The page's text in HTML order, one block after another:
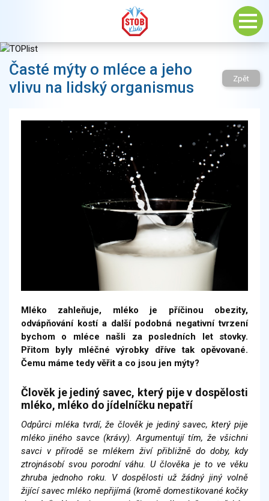
Časté mýty o mléce a jeho
vlivu na lidský organismus
Zpět
Mléko zahleňuje, mléko je příčinou obezity,
odvápňování kostí a další podobná negativní tvrzení
bychom o mléce našli za posledních let stovky.
Přitom byly mléčné výrobky dříve tak opěvované.
Čemu máme tedy věřit a co jsou jen mýty?
Člověk je jediný savec, který pije v dospělosti
mléko, mléko do jídelníčku nepatří
Odpůrci mléka tvrdí, že člověk je jediný savec, který pije
mléko jiného savce (krávy). Argumentují tím, že všichni
savci v přírodě se mlékem živí přibližně do doby, kdy
ztrojnásobí svou porodní váhu. U člověka je to ve věku
zhruba jednoho roku. V dospělosti už žádný jiný volně
žijící savec mléko nepřijímá (kromě domestikované kočky